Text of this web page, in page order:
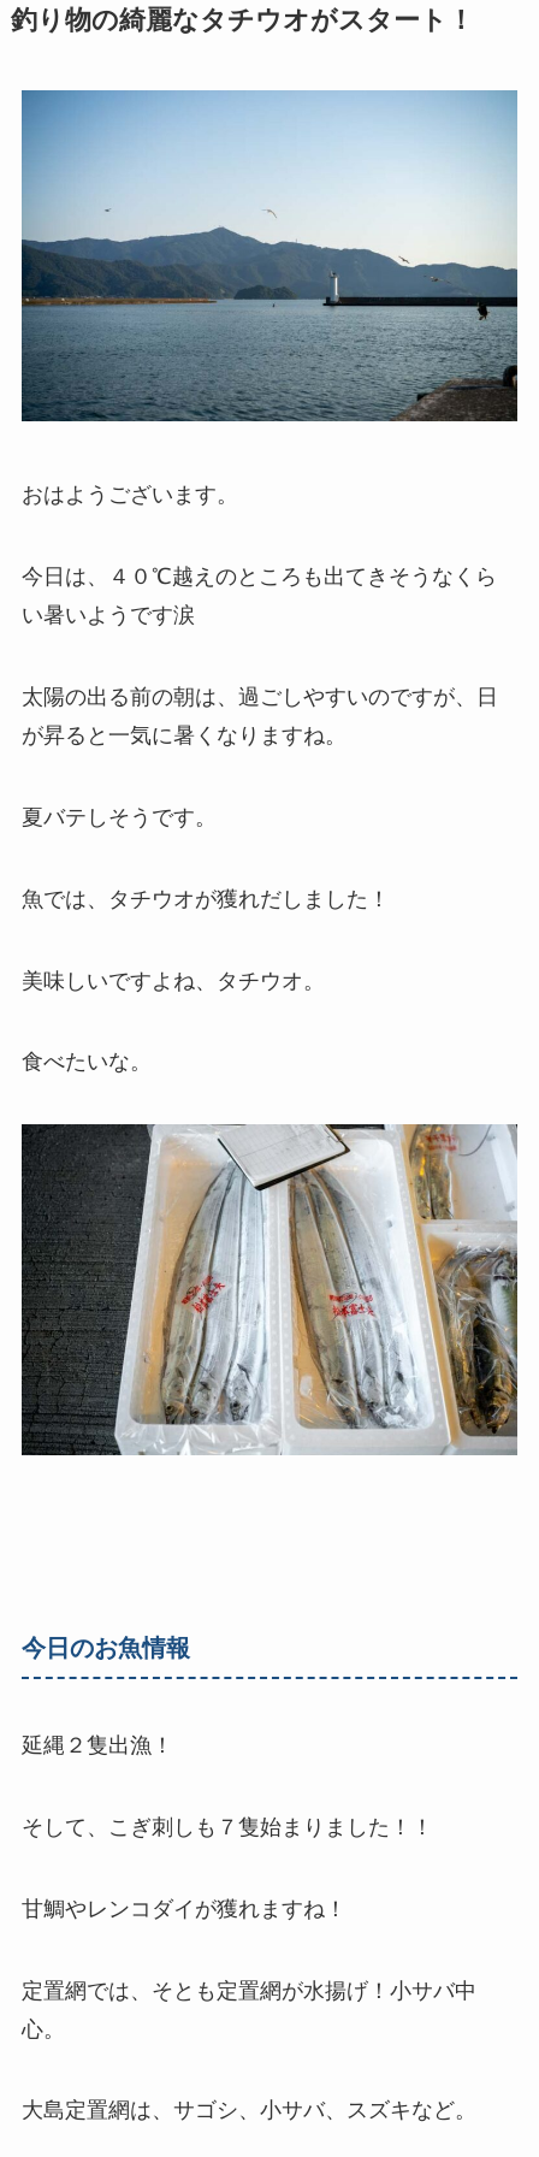
釣り物の綺麗なタチウオがスタート！
おはようございます。
今日は、４０℃越えのところも出てきそうなくら
い暑いようです涙
太陽の出る前の朝は、過ごしやすいのですが、日
が昇ると一気に暑くなりますね。
夏バテしそうです。
魚では、タチウオが獲れだしました！
美味しいですよね、タチウオ。
食べたいな。
今日のお魚情報
延縄２隻出漁！
そして、こぎ刺しも７隻始まりました！！
甘鯛やレンコダイが獲れますね！
定置網では、そとも定置網が水揚げ！小サバ中
心。
大島定置網は、サゴシ、小サバ、スズキなど。